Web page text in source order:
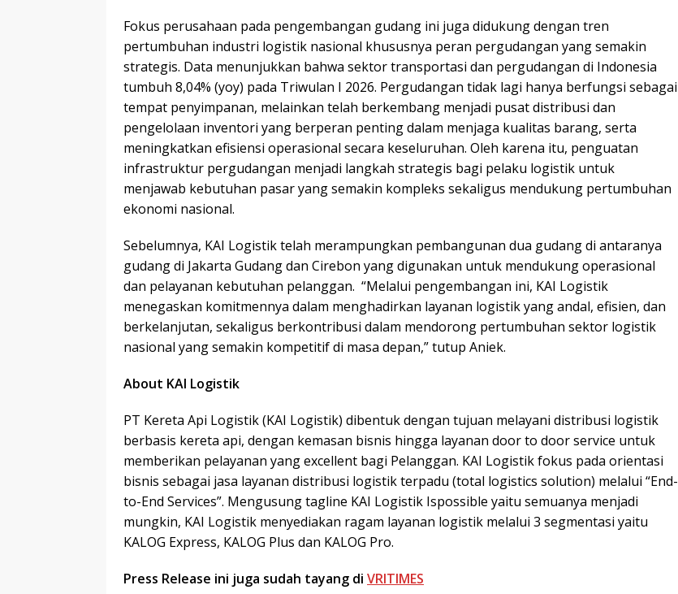
Fokus perusahaan pada pengembangan gudang ini juga didukung dengan tren
pertumbuhan industri logistik nasional khususnya peran pergudangan yang semakin
strategis. Data menunjukkan bahwa sektor transportasi dan pergudangan di Indonesia
tumbuh 8,04% (yoy) pada Triwulan I 2026. Pergudangan tidak lagi hanya berfungsi sebagai
tempat penyimpanan, melainkan telah berkembang menjadi pusat distribusi dan
pengelolaan inventori yang berperan penting dalam menjaga kualitas barang, serta
meningkatkan efisiensi operasional secara keseluruhan. Oleh karena itu, penguatan
infrastruktur pergudangan menjadi langkah strategis bagi pelaku logistik untuk
menjawab kebutuhan pasar yang semakin kompleks sekaligus mendukung pertumbuhan
ekonomi nasional.
Sebelumnya, KAI Logistik telah merampungkan pembangunan dua gudang di antaranya
gudang di Jakarta Gudang dan Cirebon yang digunakan untuk mendukung operasional
dan pelayanan kebutuhan pelanggan. “Melalui pengembangan ini, KAI Logistik
menegaskan komitmennya dalam menghadirkan layanan logistik yang andal, efisien, dan
berkelanjutan, sekaligus berkontribusi dalam mendorong pertumbuhan sektor logistik
nasional yang semakin kompetitif di masa depan,” tutup Aniek.
About KAI Logistik
PT Kereta Api Logistik (KAI Logistik) dibentuk dengan tujuan melayani distribusi logistik
berbasis kereta api, dengan kemasan bisnis hingga layanan door to door service untuk
memberikan pelayanan yang excellent bagi Pelanggan. KAI Logistik fokus pada orientasi
bisnis sebagai jasa layanan distribusi logistik terpadu (total logistics solution) melalui “End-
to-End Services”. Mengusung tagline KAI Logistik Ispossible yaitu semuanya menjadi
mungkin, KAI Logistik menyediakan ragam layanan logistik melalui 3 segmentasi yaitu
KALOG Express, KALOG Plus dan KALOG Pro.
Press Release ini juga sudah tayang di VRITIMES